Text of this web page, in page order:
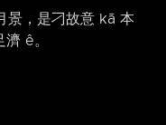
景，是刁故意 kā 本
ê。